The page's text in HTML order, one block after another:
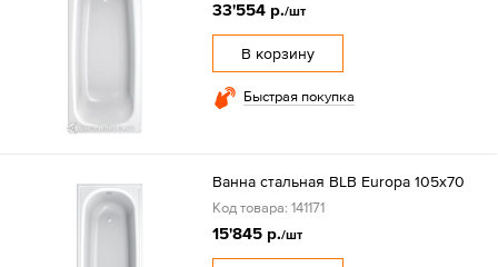
33'554 р./шт
В корзину
Быстрая покупка
Ванна стальная BLB Europa 105х70
Код товара: 141171
15'845 р./шт